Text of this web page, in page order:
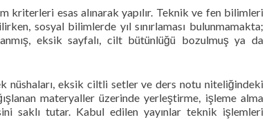
kriterleri esas alınarak yapılır. Teknik ve fen bilimleri
sosyal bilimlerde yıl sınırlaması bulunmamakta;
eksik sayfalı, cilt bütünlüğü bozulmuş ya da
nüshaları, eksik ciltli setler ve ders notu niteliğindeki
materyaller üzerinde yerleştirme, işleme alma
saklı tutar. Kabul edilen yayınlar teknik işlemleri